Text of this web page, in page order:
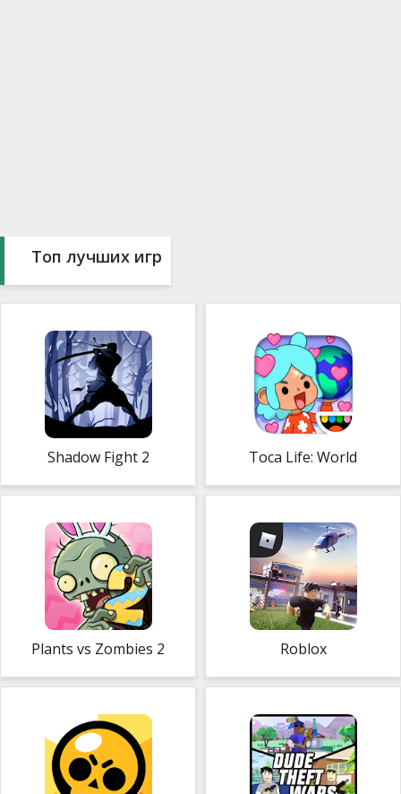
Топ лучших игр
Shadow Fight 2 Toca Life: World
Plants vs Zombies 2 Roblox